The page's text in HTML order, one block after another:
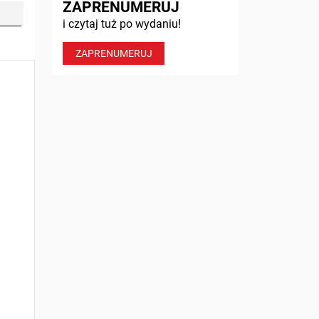
ZAPRENUMERUJ
i czytaj tuż po wydaniu!
ZAPRENUMERUJ